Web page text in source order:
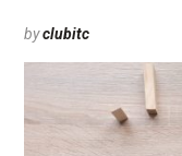
byclubitc